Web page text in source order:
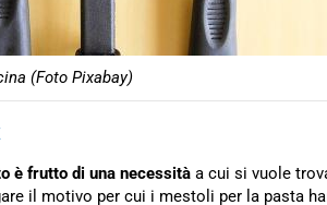
(Foto Pixabay)
è frutto di una necessità a cui si vuole
il motivo per cui i mestoli per la pasta